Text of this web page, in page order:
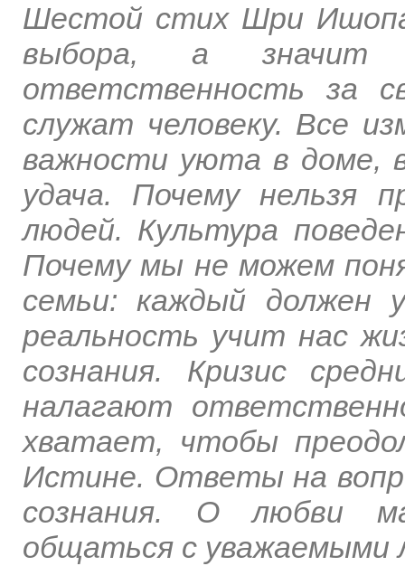
Шестой стих Шри
выбора, а значит
ответственность за
служат человеку. Все
важности уюта в доме,
удача. Почему нельзя
людей. Культура
Почему мы не можем
семьи: каждый должен
реальность учит нас
сознания. Кризис
налагают
хватает, чтобы
Истине. Ответы на
сознания. О любви
общаться с уважаемыми